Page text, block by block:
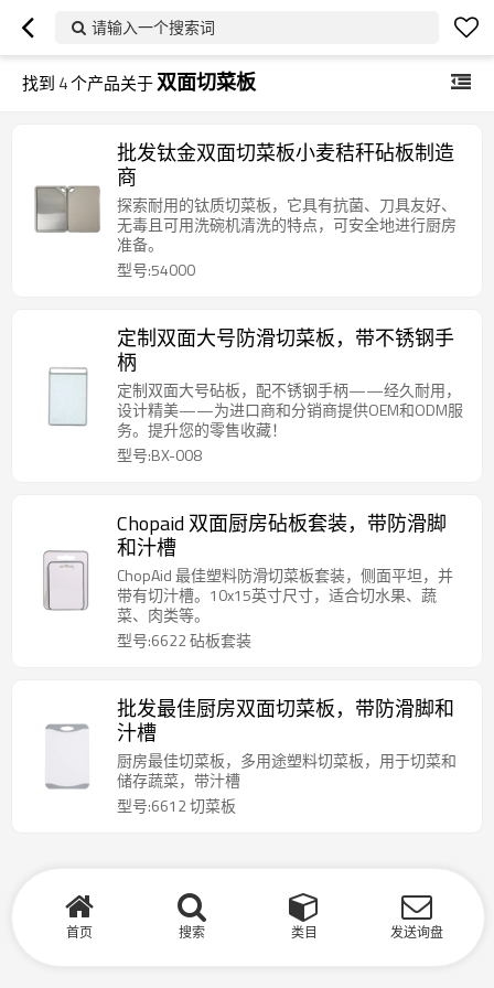
请输入一个搜索词
找到 4个产品关于双面切菜板
批发钛金双面切菜板小麦秸秆砧板制造
商
探索耐用的钛质切菜板，它具有抗菌、刀具友好、
无毒且可用洗碗机清洗的特点，可安全地进行厨房
准备。
型号:54000
定制双面大号防滑切菜板，带不锈钢手
柄
定制双面大号砧板，配不锈钢手柄——经久耐用，
设计精美——为进口商和分销商提供OEM和ODM服
务。提升您的零售收藏！
型号:BX-008
Chopaid 双面厨房砧板套装，带防滑脚
和汁槽
ChopAid 最佳塑料防滑切菜板套装，侧面平坦，并
带有切汁槽。10x15英寸尺寸，适合切水果、蔬
菜、肉类等。
型号:6622 砧板套装
批发最佳厨房双面切菜板，带防滑脚和
汁槽
厨房最佳切菜板，多用途塑料切菜板，用于切菜和
储存蔬菜，带汁槽
型号:6612 切菜板
首页 搜索 类目 发送询盘